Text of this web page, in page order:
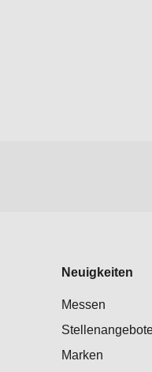
Neuigkeiten
Messen
Marken